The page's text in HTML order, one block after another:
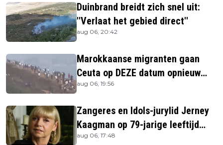
Duinbrand breidt zich snel uit:
''Verlaat het gebied direct''
aug 06, 20:42
Marokkaanse migranten gaan
Ceuta op DEZE datum opnieuw
bestormen
aug 06, 19:56
Zangeres en Idols-jurylid Jerney
Kaagman op 79-jarige leeftijd
overleden
aug 06, 17:48